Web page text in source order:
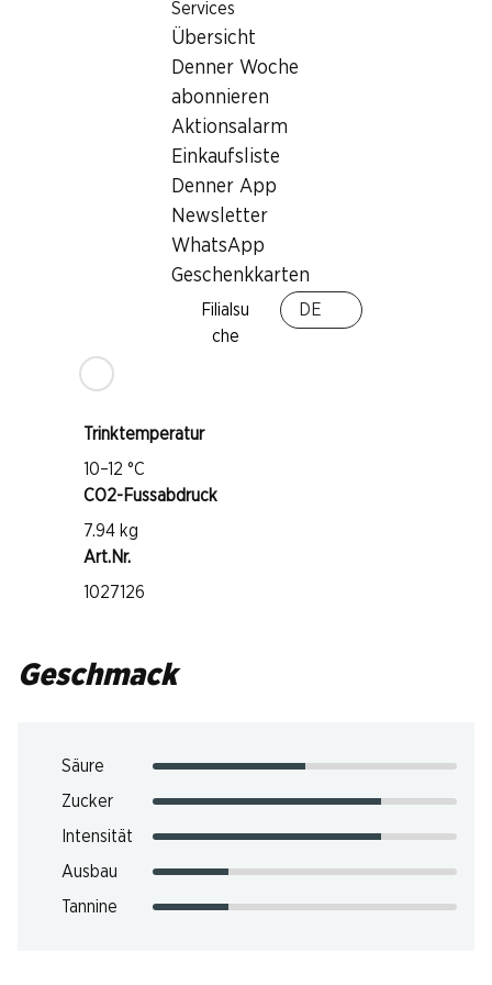
Services
Übersicht
Denner Woche
abonnieren
Aktionsalarm
Einkaufsliste
Denner App
Newsletter
WhatsApp
Geschenkkarten
Filialsu
che
DE
Wissenswertes
Cabernet Sauvignon
1–3 Jahre
Trinktemperatur
10–12 °C
CO2-Fussabdruck
7.94 kg
Art.Nr.
1027126
Geschmack
Säure
Zucker
Intensität
Ausbau
Tannine